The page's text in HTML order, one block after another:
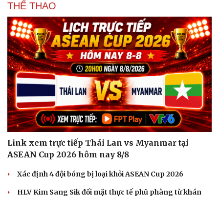
THỂ THAO
Link xem trực tiếp Thái Lan vs Myanmar tại
ASEAN Cup 2026 hôm nay 8/8
Xác định 4 đội bóng bị loại khỏi ASEAN Cup 2026
HLV Kim Sang Sik đối mặt thực tế phũ phàng từ khán